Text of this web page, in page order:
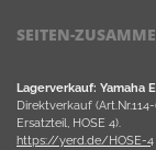
SEITEN-
Lagerverkauf: Yamaha
Direktverkauf
Ersatzteil, HOSE 4).
https://yerd.de/HOSE-4